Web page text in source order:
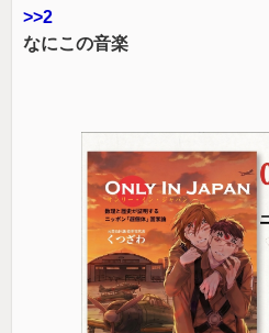
>>2
なにこの音楽